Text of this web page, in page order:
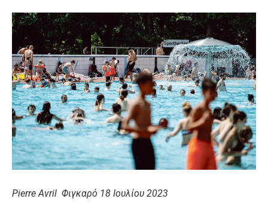
Pierre Avril Φιγκαρό 18 Ιουλίου 2023